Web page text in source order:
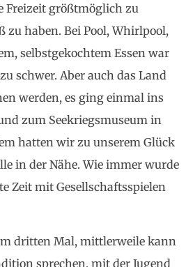
Freizeit größtmöglich zu
zu haben. Bei Pool, Whirlpool,
selbstgekochtem Essen war
schwer. Aber auch das Land
werden, es ging einmal ins
zum Seekriegsmuseum in
hatten wir zu unserem Glück
in der Nähe. Wie immer wurde
Zeit mit Gesellschaftsspielen
dritten Mal, mittlerweile kann
sprechen, mit der Jugend